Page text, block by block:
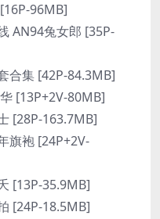
96MB]
AN94兔女郎 [35P-
合集 [42P-84.3MB]
[13P+2V-80MB]
[28P-163.7MB]
旗袍 [24P+2V-
[13P-35.9MB]
[24P-18.5MB]